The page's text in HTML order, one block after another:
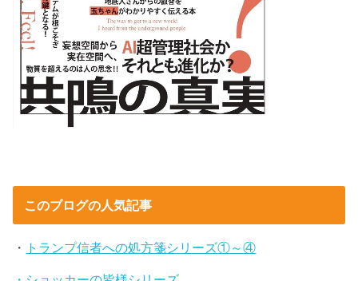
このブログの人気記事
・ トランプ信者への処方箋シリーズ①～④